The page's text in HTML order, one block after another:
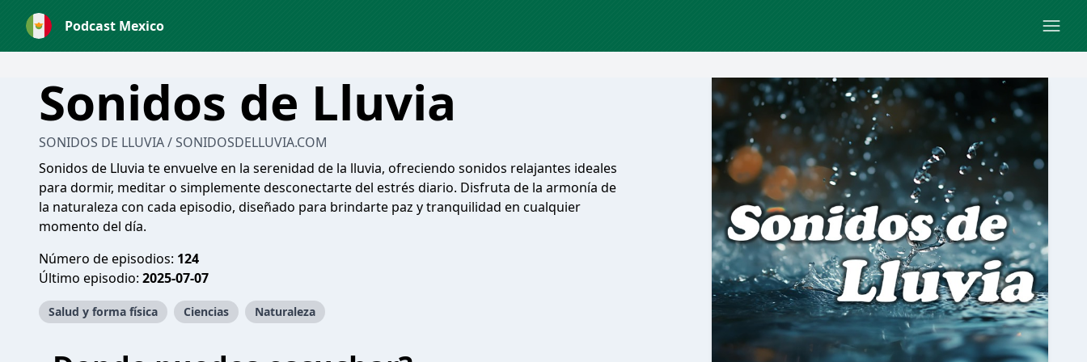
Podcast Mexico
Sonidos de Lluvia
SONIDOS DE LLUVIA / SONIDOSDELLUVIA.COM
Sonidos de Lluvia te envuelve en la serenidad de la lluvia, ofreciendo sonidos relajantes ideales
para dormir, meditar o simplemente desconectarte del estrés diario. Disfruta de la armonía de
la naturaleza con cada episodio, diseñado para brindarte paz y tranquilidad en cualquier
momento del día.
Número de episodios: 124
Último episodio: 2025-07-07
Salud y forma física Ciencias Naturaleza